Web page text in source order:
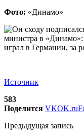
Фото: «Динамо»
Источник
583
Поделится VKOK.ru
Предыдущая запись